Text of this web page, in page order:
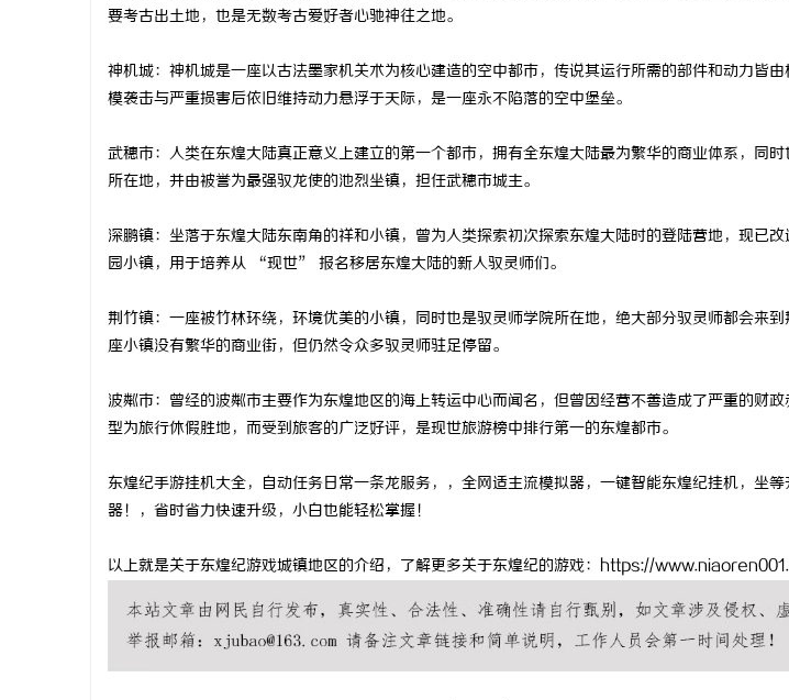
要考古出土地，也是无数考古爱好者心驰神往之地。
神机城：神机城是一座以古法墨家机关术为核心建造的空中都市，传说其运行所需的部件和动力皆
模袭击与严重损害后依旧维持动力悬浮于天际，是一座永不陷落的空中堡垒。
武穗市：人类在东煌大陆真正意义上建立的第一个都市，拥有全东煌大陆最为繁华的商业体系，同
所在地，并由被誉为最强驭龙使的池烈坐镇，担任武穗市城主。
深鹏镇：坐落于东煌大陆东南角的祥和小镇，曾为人类探索初次探索东煌大陆时的登陆营地，现已
园小镇，用于培养从 “现世” 报名移居东煌大陆的新人驭灵师们。
荆竹镇：一座被竹林环绕，环境优美的小镇，同时也是驭灵师学院所在地，绝大部分驭灵师都会来
座小镇没有繁华的商业街，但仍然令众多驭灵师驻足停留。
波粼市：曾经的波粼市主要作为东煌地区的海上转运中心而闻名，但曾因经营不善造成了严重的财
型为旅行休假胜地，而受到旅客的广泛好评，是现世旅游榜中排行第一的东煌都市。
东煌纪手游挂机大全，自动任务日常一条龙服务，，全网适主流模拟器，一键智能东煌纪挂机，坐
器！，省时省力快速升级，小白也能轻松掌握！
以上就是关于东煌纪游戏城镇地区的介绍，了解更多关于东煌纪的游戏：https://
武汉配眼镜 上海配眼镜